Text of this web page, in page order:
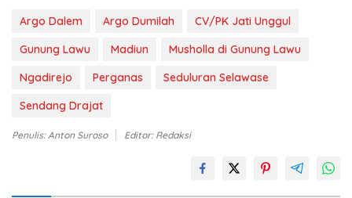
Argo Dalem Argo Dumilah
CV/PK Jati Unggul
Gunung Lawu
Madiun
Musholla di Gunung Lawu
Ngadirejo
Perganas
Seduluran Selawase
Sendang Drajat
Penulis: Anton Suroso Editor: Redaksi